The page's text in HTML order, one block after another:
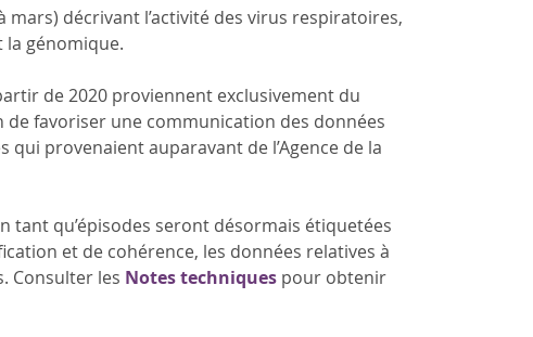
décrivant l’activité des virus respiratoires,
génomique.
de 2020 proviennent exclusivement du
de favoriser une communication des données
provenaient auparavant de l’Agence de la
tant qu’épisodes seront désormais étiquetées
et de cohérence, les données relatives à
Consulter les Notes techniquespour obtenir